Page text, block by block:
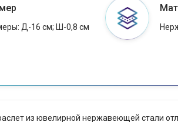
Д-16 см; Ш-0,8 см
из ювелирной нержавеющей стали